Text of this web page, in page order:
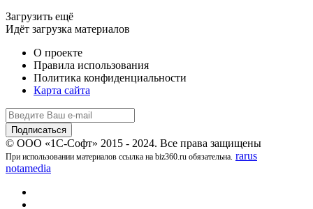
Загрузить ещё
Идёт загрузка материалов
О проекте
Правила использования
Политика конфиденциальности
Карта сайта
© ООО «1С-Софт» 2015 - 2024. Все права защищены
При использовании материалов ссылка на biz360.ru обязательна. rarus
notamedia